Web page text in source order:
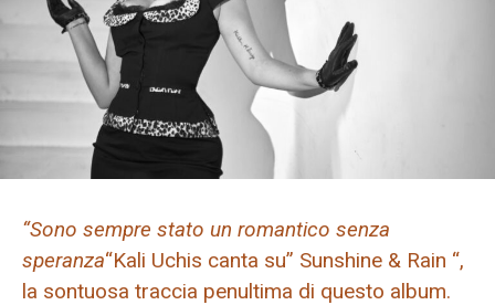
“Sono sempre stato un romantico senza
speranza“Kali Uchis canta su” Sunshine & Rain “,
la sontuosa traccia penultima di questo album.